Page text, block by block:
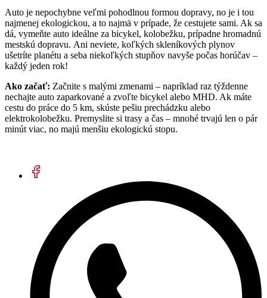
Auto je nepochybne veľmi pohodlnou formou dopravy, no je i tou
najmenej ekologickou, a to najmä v prípade, že cestujete sami. Ak sa
dá, vymeňte auto ideálne za bicykel, kolobežku, prípadne hromadnú
mestskú dopravu. Ani neviete, koľkých skleníkových plynov
ušetríte planétu a seba niekoľkých stupňov navyše počas horúčav –
každý jeden rok!
Ako začať: Začnite s malými zmenami – napríklad raz týždenne
nechajte auto zaparkované a zvoľte bicykel alebo MHD. Ak máte
cestu do práce do 5 km, skúste pešiu prechádzku alebo
elektrokolobežku. Premyslite si trasy a čas – mnohé trvajú len o pár
minút viac, no majú menšiu ekologickú stopu.